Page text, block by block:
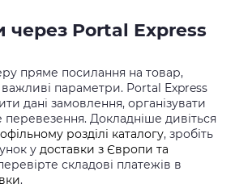
через Portal Express
пряме посилання на товар,
важливі параметри. Portal Express
дані замовлення, організувати
перевезення. Докладніше дивіться
розділі каталогу, зробіть
у доставки з Європи та
складові платежів в
.